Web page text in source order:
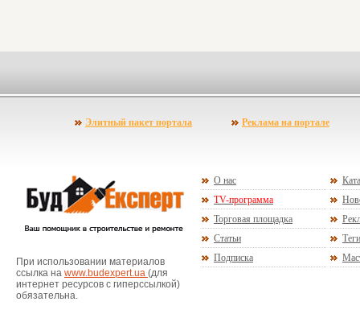
Элитный пакет портала Реклама на портале
При использовании материалов
ссылка на www.budexpert.ua (для
интернет ресурсов с гиперссылкой)
обязательна.
О нас
TV-программа
Торговая площадка
Статьи
Теги
Подписка